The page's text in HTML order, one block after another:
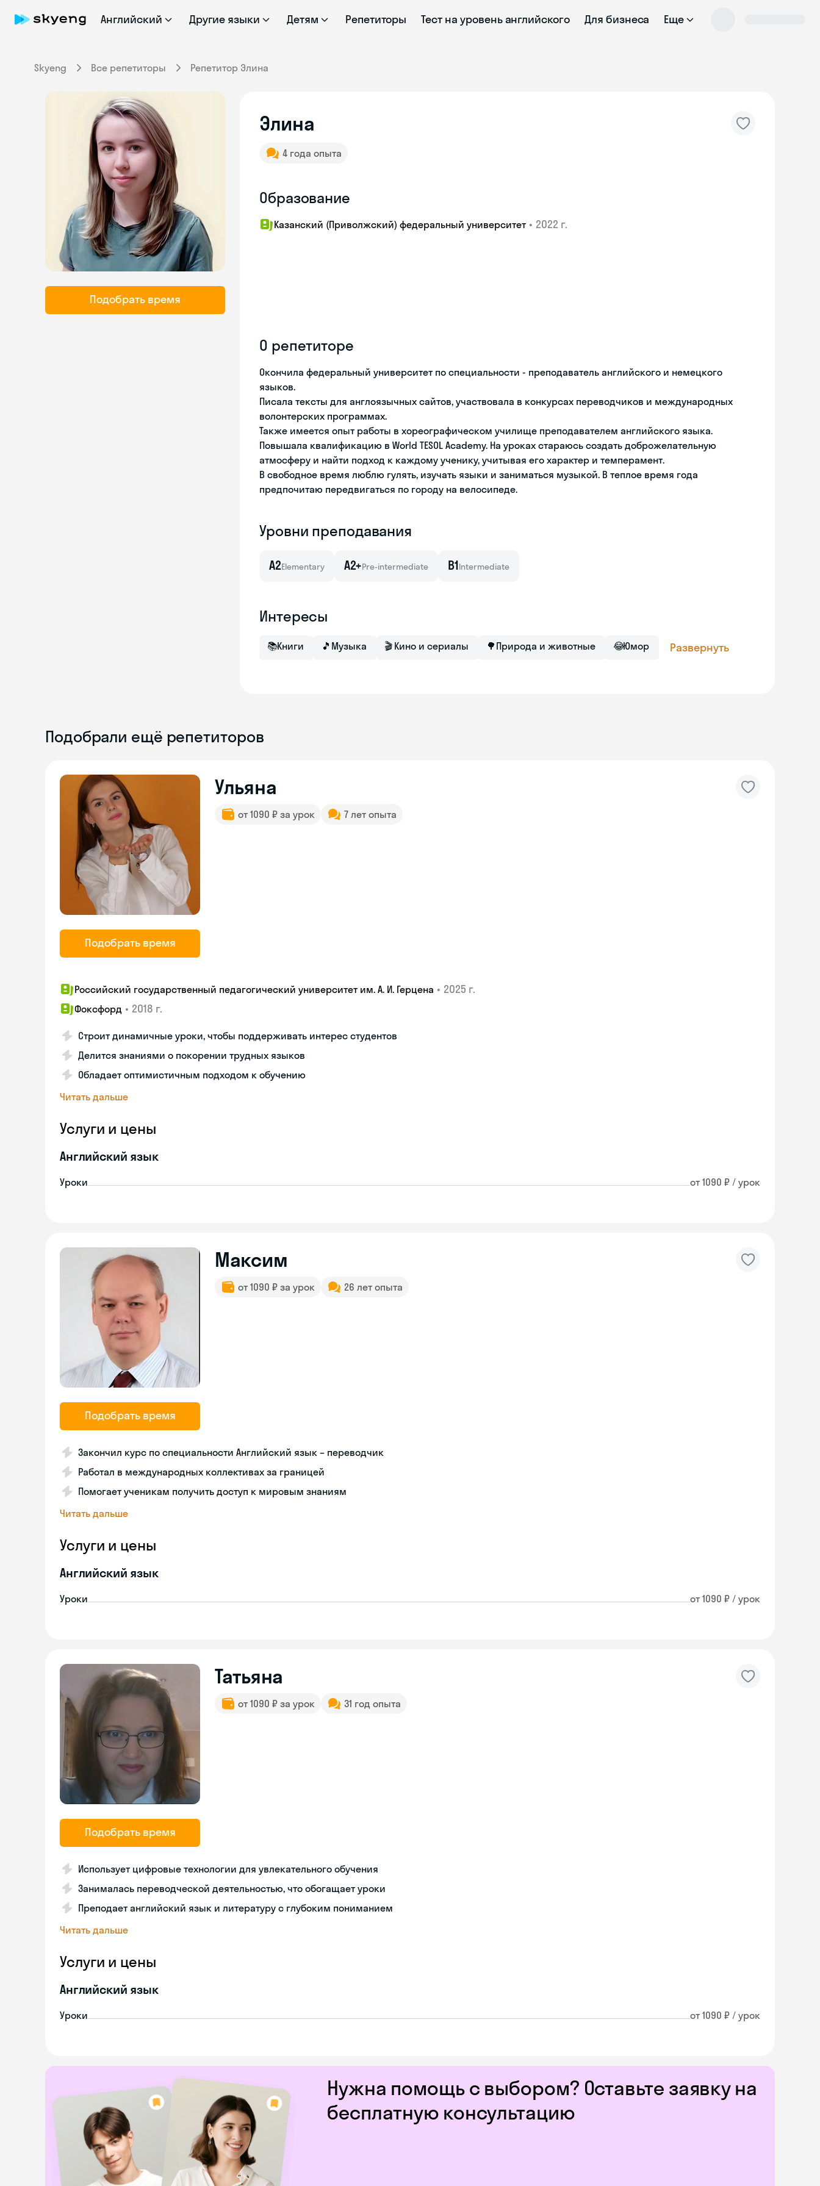
Английский Другие языки Детям Репетиторы Тест на уровень английского Для бизнеса Еще
Skyeng Все репетиторы Репетитор Элина
Подобрать время
Элина
4 года опыта
Образование
Казанский (Приволжский) федеральный университет • 2022 г.
О репетиторе
Окончила федеральный университет по специальности - преподаватель английского и немецкого
языков.
Писала тексты для англоязычных сайтов, участвовала в конкурсах переводчиков и международных
волонтерских программах.
Также имеется опыт работы в хореографическом училище преподавателем английского языка.
Повышала квалификацию в World TESOL Academy. На уроках стараюсь создать доброжелательную
атмосферу и найти подход к каждому ученику, учитывая его характер и темперамент.
В свободное время люблю гулять, изучать языки и заниматься музыкой. В теплое время года
предпочитаю передвигаться по городу на велосипеде.
Уровни преподавания
A2Elementary A2+Pre-intermediate B1Intermediate
Интересы
📚Книги 🎵 Музыка 🎬 Кино и сериалы 🌳 Природа и животные 😂Юмор Развернуть
Подобрали ещё репетиторов
Нужна помощь с выбором? Оставьте заявку на
бесплатную консультацию
Подобрать время
Ульяна
от 1090 ₽ за урок 7 лет опыта
Российский государственный педагогический университет им. А. И. Герцена • 2025 г.
Фоксфорд • 2018 г.
Строит динамичные уроки, чтобы поддерживать интерес студентов
Делится знаниями о покорении трудных языков
Обладает оптимистичным подходом к обучению
Читать дальше
Услуги и цены
Английский язык
Уроки от 1090 ₽ / урок
Подобрать время
Максим
от 1090 ₽ за урок 26 лет опыта
Закончил курс по специальности Английский язык – переводчик
Работал в международных коллективах за границей
Помогает ученикам получить доступ к мировым знаниям
Читать дальше
Услуги и цены
Английский язык
Уроки от 1090 ₽ / урок
Подобрать время
Татьяна
от 1090 ₽ за урок 31 год опыта
Использует цифровые технологии для увлекательного обучения
Занималась переводческой деятельностью, что обогащает уроки
Преподает английский язык и литературу с глубоким пониманием
Читать дальше
Услуги и цены
Английский язык
Уроки от 1090 ₽ / урок